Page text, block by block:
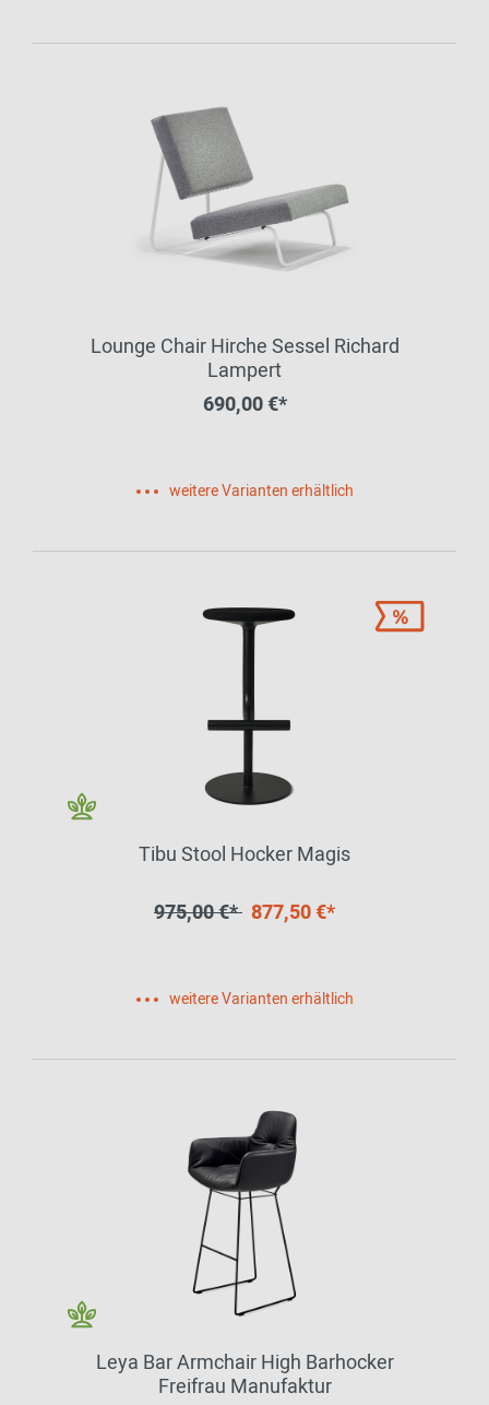
Lounge Chair Hirche Sessel Richard
Lampert
690,00 €*
weitere Varianten erhältlich
Tibu Stool Hocker Magis
975,00 €* 877,50 €*
weitere Varianten erhältlich
Leya Bar Armchair High Barhocker
Freifrau Manufaktur